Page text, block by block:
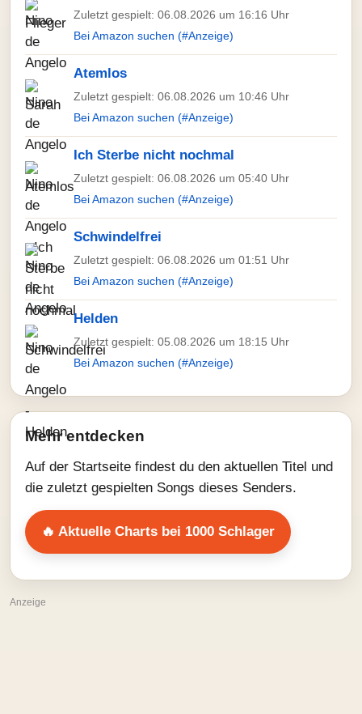
Zuletzt gespielt: 06.08.2026 um 16:16 Uhr
Bei Amazon suchen (#Anzeige)
Atemlos
Zuletzt gespielt: 06.08.2026 um 10:46 Uhr
Bei Amazon suchen (#Anzeige)
Ich Sterbe nicht nochmal
Zuletzt gespielt: 06.08.2026 um 05:40 Uhr
Bei Amazon suchen (#Anzeige)
Schwindelfrei
Zuletzt gespielt: 06.08.2026 um 01:51 Uhr
Bei Amazon suchen (#Anzeige)
Helden
Zuletzt gespielt: 05.08.2026 um 18:15 Uhr
Bei Amazon suchen (#Anzeige)
Mehr entdecken
Auf der Startseite findest du den aktuellen Titel und
die zuletzt gespielten Songs dieses Senders.
🔥 Aktuelle Charts bei 1000 Schlager
Anzeige